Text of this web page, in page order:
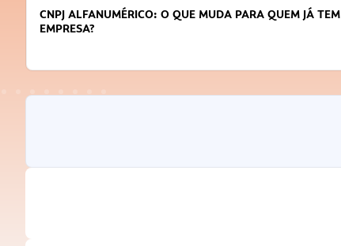
CNPJ ALFANUMÉRICO: O QUE MUDA PARA QUEM JÁ TEM
EMPRESA?